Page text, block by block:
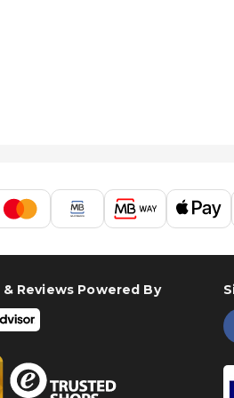
& Reviews Powered By